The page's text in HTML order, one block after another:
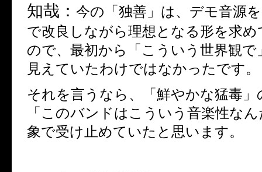
知哉： 今の「独善」は、デモ音源
で改良しながら理想となる形を求
ので、最初から「こういう世界観
見えていたわけではなかったです。
それを言うなら、「鮮やかな猛毒
「このバンドはこういう音楽性な
象で受け止めていたと思います。